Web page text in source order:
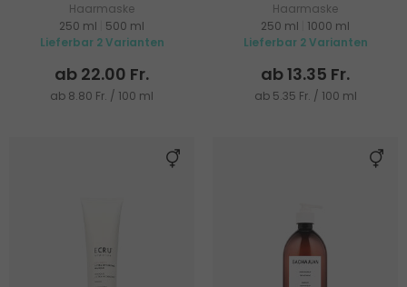
Haarmaske
250 ml
500 ml
Lieferbar 2 Varianten
ab 22.00 Fr.
ab 8.80 Fr. / 100 ml
Haarmaske
250 ml
1000 ml
Lieferbar 2 Varianten
ab 13.35 Fr.
ab 5.35 Fr. / 100 ml